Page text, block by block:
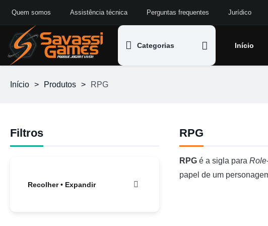
Quem somos Assistência técnica Perguntas frequentes Jurídico
Categorias Início
Início > Produtos > RPG
RPG
RPG é a sigla para
papel de um
Filtros
Recolher • Expandir